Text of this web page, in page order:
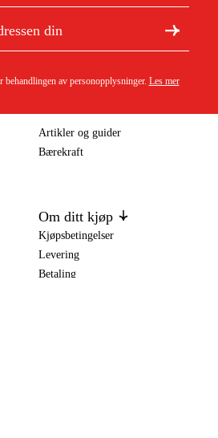
behandlingen av personopplysninger. Les mer
Artikler og guider
Bærekraft
Om ditt kjøp
Kjøpsbetingelser
Levering
Betaling